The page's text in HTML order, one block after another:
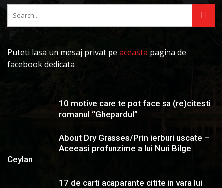
Puteti lasa un mesaj privat pe aceasta pagina de
facebook dedicata
10 motive care te pot face sa (re)citesti
romanul “Ghepardul”
About Dry Grasses/Prin ierburi uscate –
Aceeasi profunzime a lui Nuri Bilge
Ceylan
17 de carti acaparante citite in vara lui